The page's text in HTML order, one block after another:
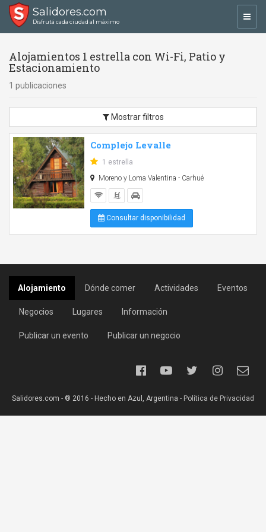
Salidores.com
Disfrutá cada ciudad al máximo
Alojamientos 1 estrella con Wi-Fi, Patio y
Estacionamiento
1 publicaciones
Mostrar filtros
Complejo Levalle
1 estrella
Moreno y Loma Valentina - Carhué
Consultar disponibilidad
Alojamiento Dónde comer Actividades Eventos
Negocios Lugares Información
Publicar un evento Publicar un negocio
Salidores.com - ® 2016 - Hecho en Azul, Argentina - Política de Privacidad